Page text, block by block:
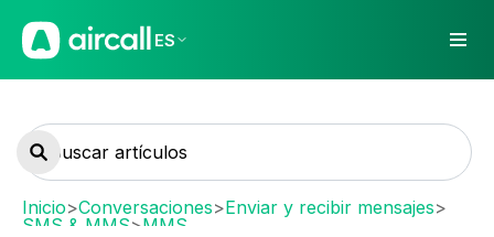
ES
Inicio>Conversaciones>Enviar y recibir mensajes>
SMS & MMS>MMS